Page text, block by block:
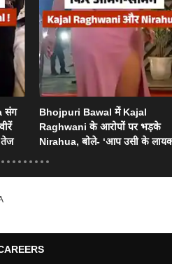
संग
तेज
Bhojpuri Bawal में Kajal
Raghwani के आरोपों पर भड़के
Nirahua, बोले- ‘आप उसी के लायक